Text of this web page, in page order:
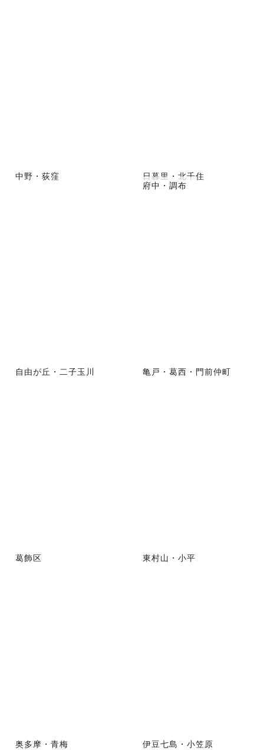
中野・荻窪
日暮里・北千住
府中・調布
自由が丘・二子玉川 亀戸・葛西・門前仲町
葛飾区 東村山・小平
奥多摩・青梅 伊豆七島・小笠原